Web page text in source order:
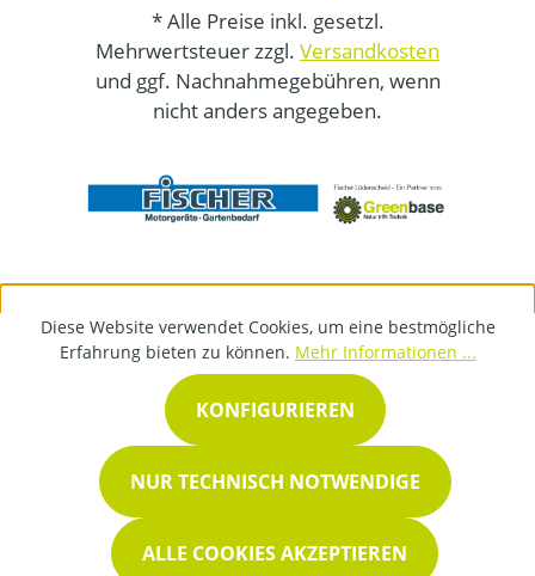
* Alle Preise inkl. gesetzl.
Mehrwertsteuer zzgl. Versandkosten
und ggf. Nachnahmegebühren, wenn
nicht anders angegeben.
Diese Website verwendet Cookies, um eine bestmögliche
Erfahrung bieten zu können. Mehr Informationen ...
NUR TECHNISCH NOTWENDIGE
KONFIGURIEREN
ALLE COOKIES AKZEPTIEREN